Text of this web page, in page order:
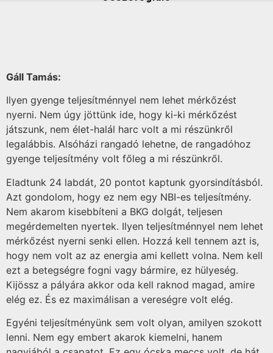
Gáll Tamás:
Ilyen gyenge teljesítménnyel nem lehet mérkőzést
nyerni. Nem úgy jöttünk ide, hogy ki-ki mérkőzést
játszunk, nem élet-halál harc volt a mi részünkről
legalábbis. Alsóházi rangadó lehetne, de rangadóhoz
gyenge teljesítmény volt főleg a mi részünkről.
Eladtunk 24 labdát, 20 pontot kaptunk gyorsindításból.
Azt gondolom, hogy ez nem egy NBI-es teljesítmény.
Nem akarom kisebbíteni a BKG dolgát, teljesen
megérdemelten nyertek. Ilyen teljesítménnyel nem lehet
mérkőzést nyerni senki ellen. Hozzá kell tennem azt is,
hogy nem volt az az energia ami kellett volna. Nem kell
ezt a betegségre fogni vagy bármire, ez hülyeség.
Kijössz a pályára akkor oda kell raknod magad, amire
elég ez. És ez maximálisan a vereségre volt elég.
Egyéni teljesítményünk sem volt olyan, amilyen szokott
lenni. Nem egy embert akarok kiemelni, hanem